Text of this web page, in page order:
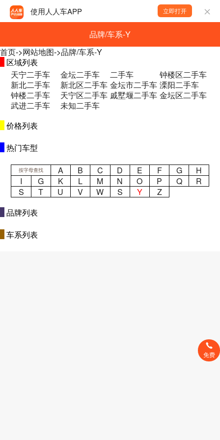
使用人人车APP 立即打开
品牌/车系-Y
首页->网站地图->品牌/车系-Y
区域列表
天宁二手车
金坛二手车 二手车
钟楼区二手车
新北二手车
新北区二手车 金坛市二手车 溧阳二手车
钟楼二手车
天宁区二手车 戚墅堰二手车 金坛区二手车
武进二手车
未知二手车
价格列表
热门车型
按字母查找 A B C D E F G
H
I
G K L M N O P Q
R
S
T U V W S Y
Z
品牌列表
车系列表
免费